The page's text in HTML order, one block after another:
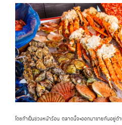
โดยถ้าเป็นช่วงหน้าร้อน ตลาดนี้จะออกมาขายกันอยู่